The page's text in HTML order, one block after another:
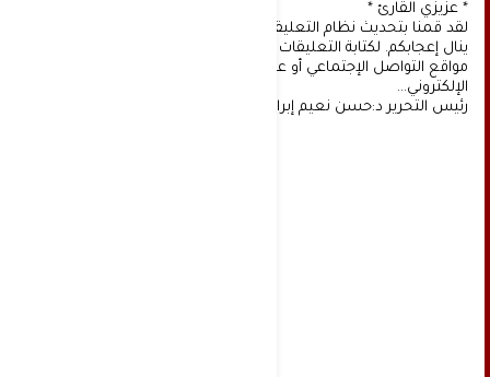
* عزيزي القارئ *
لقد قمنا بتحديث نظام التعليقات على موقعنا، ونأمل أن
ينال إعجابكم. لكتابة التعليقات يجب أولا التسجيل عن طريق
مواقع التواصل الإجتماعي أو عن طريق خدمة البريد
الإلكتروني...
رئيس التحرير د:حسن نعيم إبراهيم.